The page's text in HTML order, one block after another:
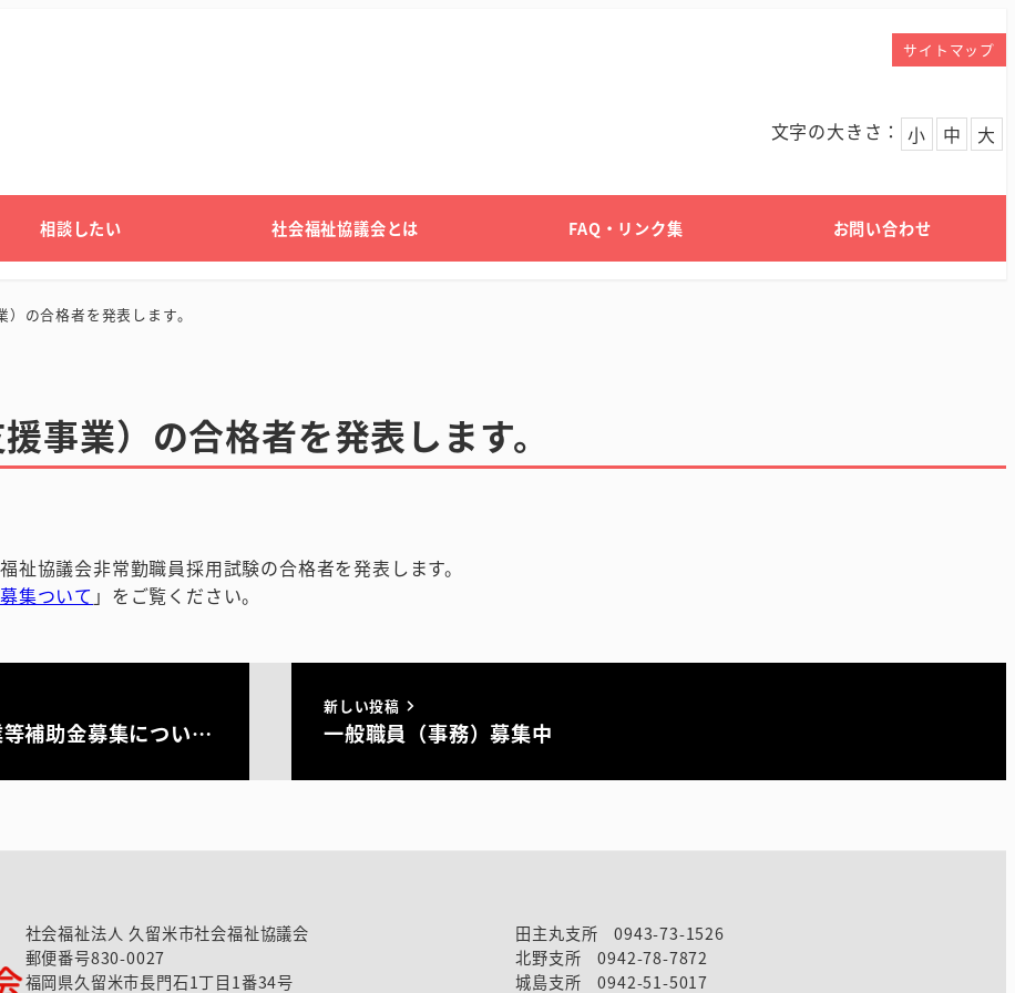
サイトマップ
文字の大きさ： 小 中 大
相談したい 社会福祉協議会とは FAQ・リンク集 お問い合わせ
の合格者を発表します。
事業）の合格者を発表します。
協議会非常勤職員採用試験の合格者を発表します。
集ついて 」をご覧ください。
補助金募集につい…
新しい投稿
一般職員（事務）募集中
社会福祉法人 久留米市社会福祉協議会
郵便番号830-0027
福岡県久留米市長門石1丁目1番34号
田主丸支所 0943-73-1526
北野支所 0942-78-7872
城島支所 0942-51-5017